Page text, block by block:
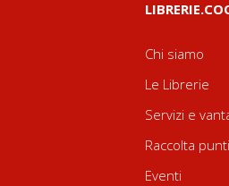
Chi siamo
Le Librerie
Servizi e
Raccolta punti
Eventi